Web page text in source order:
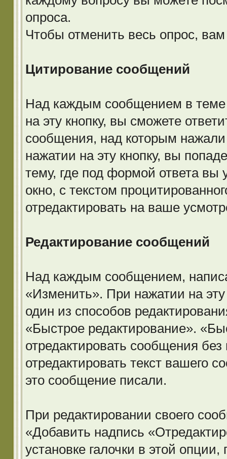
опроса.
Чтобы отменить весь опрос,
Цитирование сообщений
Над каждым сообщением в теме
на эту кнопку, вы сможете
сообщения, над которым
нажатии на эту кнопку, вы
тему, где под формой ответа вы
окно, с текстом
отредактировать на ваше
Редактирование сообщений
Над каждым сообщением,
«Изменить». При нажатии на
один из способов
«Быстрое редактирование».
отредактировать сообщения
отредактировать текст вашего
это сообщение писали.
При редактировании своего
«Добавить надпись
установке галочки в этой